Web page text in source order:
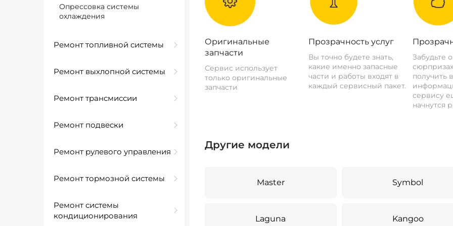
Опрессовка системы
охлаждения
Ремонт топливной системы
Ремонт выхлопной системы
Ремонт трансмиссии
Ремонт подвески
Ремонт рулевого управления
Ремонт тормозной системы
Ремонт системы
кондиционирования
Оригинальные
запчасти
Сервис использует
только оригинальные
запчасти
Прозрачность услуг
Вы точно будете знать,
какие именно запасные
части и работы входят в
каждый сервисный пакет.
Забудьте
получить
сервису
начнутся
Другие модели
Master Symbol
Laguna Kangoo